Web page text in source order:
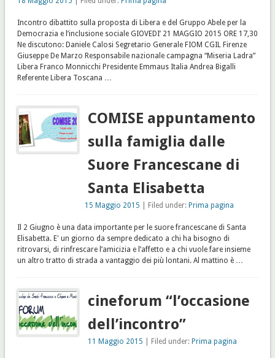
Incontro dibattito sulla proposta di Libera e del Gruppo Abele per la
Democrazia e l’inclusione sociale GIOVEDI’ 21 MAGGIO 2015 ORE 17,30
Ne discutono: Daniele Calosi Segretario Generale FIOM CGIL Firenze
Giuseppe De Marzo Responsabile nazionale campagna “Miseria Ladra”
Libera Franco Monnicchi Presidente Emmaus Italia Andrea Bigalli
Referente Libera Toscana …
COMISE appuntamento
sulla famiglia dalle
Suore Francescane di
Santa Elisabetta
15 Maggio 2015 | Filed under: Prima pagina
Il 2 Giugno è una data importante per le suore francescane di Santa
Elisabetta. E' un giorno da sempre dedicato a chi ha bisogno di
ritrovarsi, di rinfrescare l’amicizia e l’affetto e a chi vuole fare insieme
un altro tratto di strada a vantaggio dei più lontani. Al mattino è …
cineforum “l’occasione
dell’incontro”
11 Maggio 2015 | Filed under: Prima pagina